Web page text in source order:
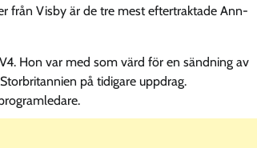
från Visby är de tre mest eftertraktade Ann-
Hon var med som värd för en sändning av
på tidigare uppdrag.